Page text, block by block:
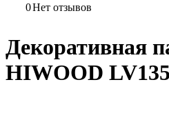
0Нет отзывов
Декоративная
HIWOOD